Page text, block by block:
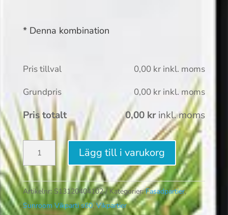
* Denna kombination
Pris tillval 0,00 kr inkl. moms
Grundpris
0,00 kr inkl. moms
Pris totalt 0,00 kr inkl. moms
Vikparti
s60
4-
del
Lägg till i varukorg
Artikelnr: S13120404102 Kategorier:Fasadpartier,
Sunroom Vikparti s60, Vikpartier